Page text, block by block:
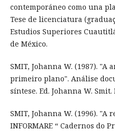
contemporáneo como una
Tese de licenciatura
Estudios Superiores
de México.
SMIT, Johanna W. (1987). "A
primeiro plano". Análise
síntese. Ed. Johanna W. Smit.
SMIT, Johanna W. (1996). "A
INFORMARE “ Cadernos do